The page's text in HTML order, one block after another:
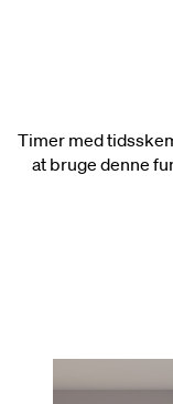
Timer med
at bruge denne